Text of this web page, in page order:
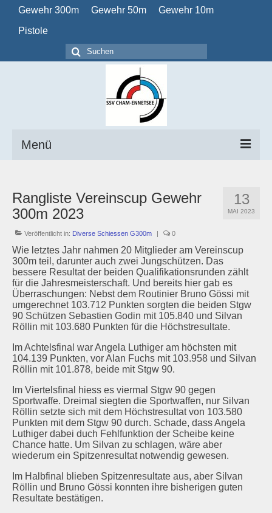
Gewehr 300m Gewehr 50m
Gewehr 10m
Pistole
Suchen
nach:
Menü
Verein
Obligatorisch
Kalender
Schützenstuben
Newsletter
Fotogalerie
Links
Archiv
13
MAI 2023
Rangliste Vereinscup Gewehr
300m 2023
Veröffentlicht in: Diverse Schiessen G300m | 0
Wie letztes Jahr nahmen 20 Mitglieder am Vereinscup
300m teil, darunter auch zwei Jungschützen. Das
bessere Resultat der beiden Qualifikationsrunden zählt
für die Jahresmeisterschaft. Und bereits hier gab es
Überraschungen: Nebst dem Routinier Bruno Gössi mit
umgerechnet 103.712 Punkten sorgten die beiden Stgw
90 Schützen Sebastien Godin mit 105.840 und Silvan
Röllin mit 103.680 Punkten für die Höchstresultate.
Im Achtelsfinal war Angela Luthiger am höchsten mit
104.139 Punkten, vor Alan Fuchs mit 103.958 und Silvan
Röllin mit 101.878, beide mit Stgw 90.
Im Viertelsfinal hiess es viermal Stgw 90 gegen
Sportwaffe. Dreimal siegten die Sportwaffen, nur Silvan
Röllin setzte sich mit dem Höchstresultat von 103.580
Punkten mit dem Stgw 90 durch. Schade, dass Angela
Luthiger dabei duch Fehlfunktion der Scheibe keine
Chance hatte. Um Silvan zu schlagen, wäre aber
wiederum ein Spitzenresultat notwendig gewesen.
Im Halbfinal blieben Spitzenresultate aus, aber Silvan
Röllin und Bruno Gössi konnten ihre bisherigen guten
Resultate bestätigen.